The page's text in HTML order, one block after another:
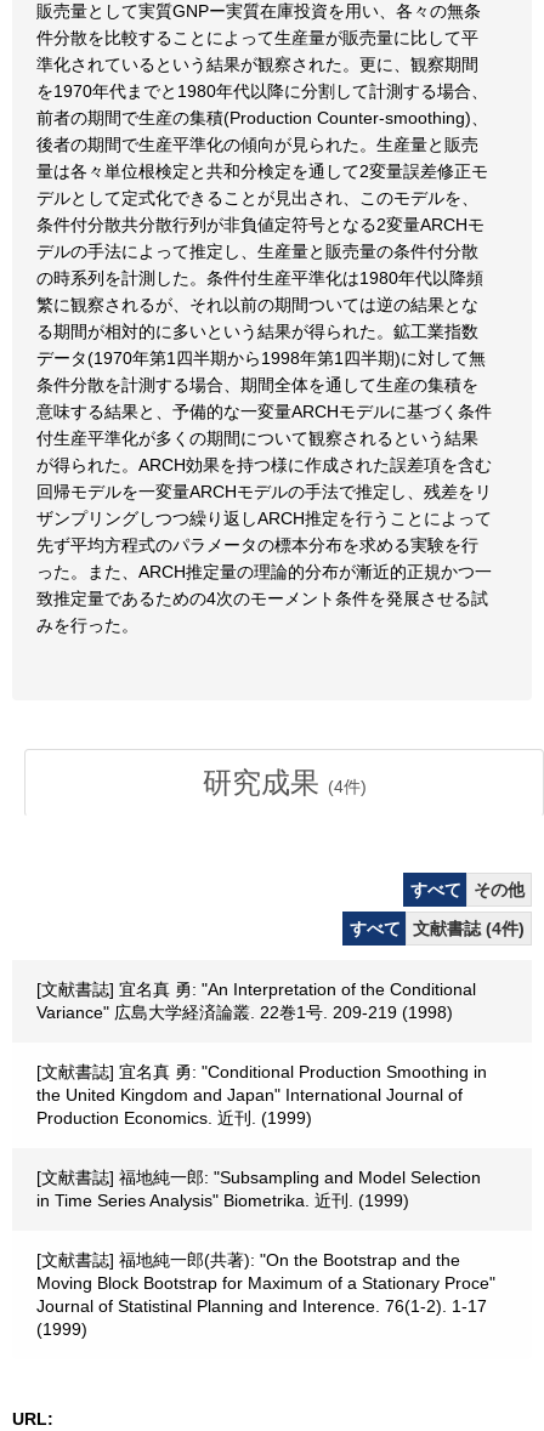
販売量として実質GNPー実質在庫投資を用い、各々の無条
件分散を比較することによって生産量が販売量に比して平
準化されているという結果が観察された。更に、観察期間
を1970年代までと1980年代以降に分割して計測する場合、
前者の期間で生産の集積(Production Counter-smoothing)、
後者の期間で生産平準化の傾向が見られた。生産量と販売
量は各々単位根検定と共和分検定を通して2変量誤差修正モ
デルとして定式化できることが見出され、このモデルを、
条件付分散共分散行列が非負値定符号となる2変量ARCHモ
デルの手法によって推定し、生産量と販売量の条件付分散
の時系列を計測した。条件付生産平準化は1980年代以降頻
繁に観察されるが、それ以前の期間ついては逆の結果とな
る期間が相対的に多いという結果が得られた。鉱工業指数
データ(1970年第1四半期から1998年第1四半期)に対して無
条件分散を計測する場合、期間全体を通して生産の集積を
意味する結果と、予備的な一変量ARCHモデルに基づく条件
付生産平準化が多くの期間について観察されるという結果
が得られた。ARCH効果を持つ様に作成された誤差項を含む
回帰モデルを一変量ARCHモデルの手法で推定し、残差をリ
ザンプリングしつつ繰り返しARCH推定を行うことによって
先ず平均方程式のパラメータの標本分布を求める実験を行
った。また、ARCH推定量の理論的分布が漸近的正規かつ一
致推定量であるための4次のモーメント条件を発展させる試
みを行った。
研究成果 (4件)
すべて
その他
すべて
文献書誌 (4件)
[文献書誌] 宜名真 勇: "An Interpretation of the Conditional
Variance" 広島大学経済論叢. 22巻1号. 209-219 (1998)
[文献書誌] 宜名真 勇: "Conditional Production Smoothing in
the United Kingdom and Japan" International Journal of
Production Economics. 近刊. (1999)
[文献書誌] 福地純一郎: "Subsampling and Model Selection
in Time Series Analysis" Biometrika. 近刊. (1999)
[文献書誌] 福地純一郎(共著): "On the Bootstrap and the
Moving Block Bootstrap for Maximum of a Stationary Proce"
Journal of Statistinal Planning and Interence. 76(1-2). 1-17
(1999)
URL: